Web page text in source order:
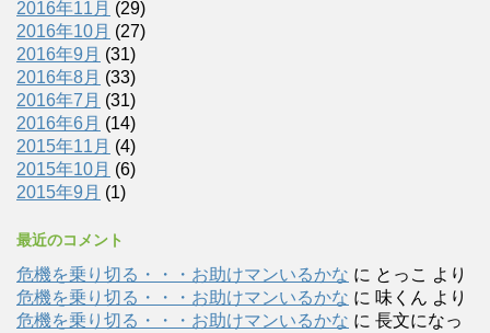
2016年11月 (29)
2016年10月 (27)
2016年9月 (31)
2016年8月 (33)
2016年7月 (31)
2016年6月 (14)
2015年11月 (4)
2015年10月 (6)
2015年9月 (1)
最近のコメント
危機を乗り切る・・・お助けマンいるかな に とっこ より
危機を乗り切る・・・お助けマンいるかな に 味くん より
危機を乗り切る・・・お助けマンいるかな に 長文になっ